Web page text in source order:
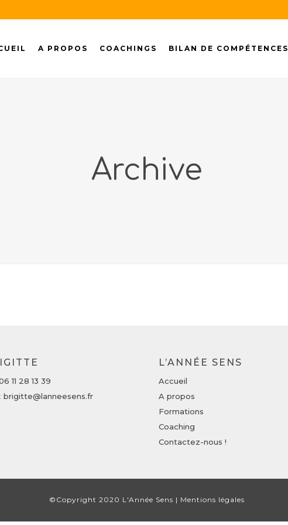
A PROPOS COACHINGS BILAN DE COMPÉTENCES
Archive
11 28 13 39
brigitte@lanneesens.fr
L’ANNÉE SENS
Accueil
A propos
Formations
Coaching
Contactez-nous !
©Copyright 2020 L'Année Sens | Mentions légales